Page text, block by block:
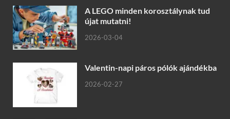
A LEGO minden korosztálynak tud
újat mutatni!
2026-03-04
Valentin-napi páros pólók ajándékba
2026-02-27